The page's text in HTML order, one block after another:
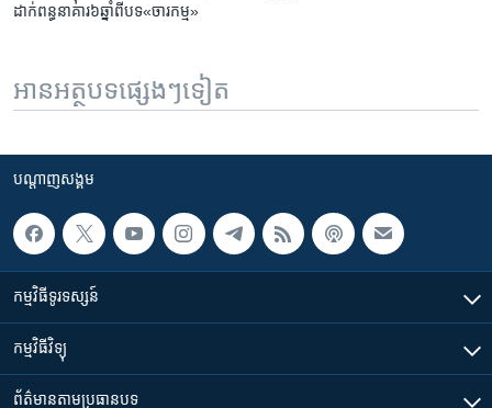
ដាក់ពន្ធនា​គារ​៦ឆ្នាំ​ពី​បទ​«ចារកម្ម»
អានអត្ថបទផ្សេងៗទៀត
បណ្តាញ​សង្គម
កម្មវិធី​ទូរទស្សន៍
កម្មវិធី​វិទ្យុ
ព័ត៌មាន​តាមប្រធានបទ​